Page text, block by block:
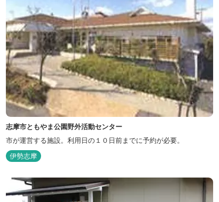
志摩市ともやま公園野外活動センター
市が運営する施設。利用日の１０日前までに予約が必要。
伊勢志摩